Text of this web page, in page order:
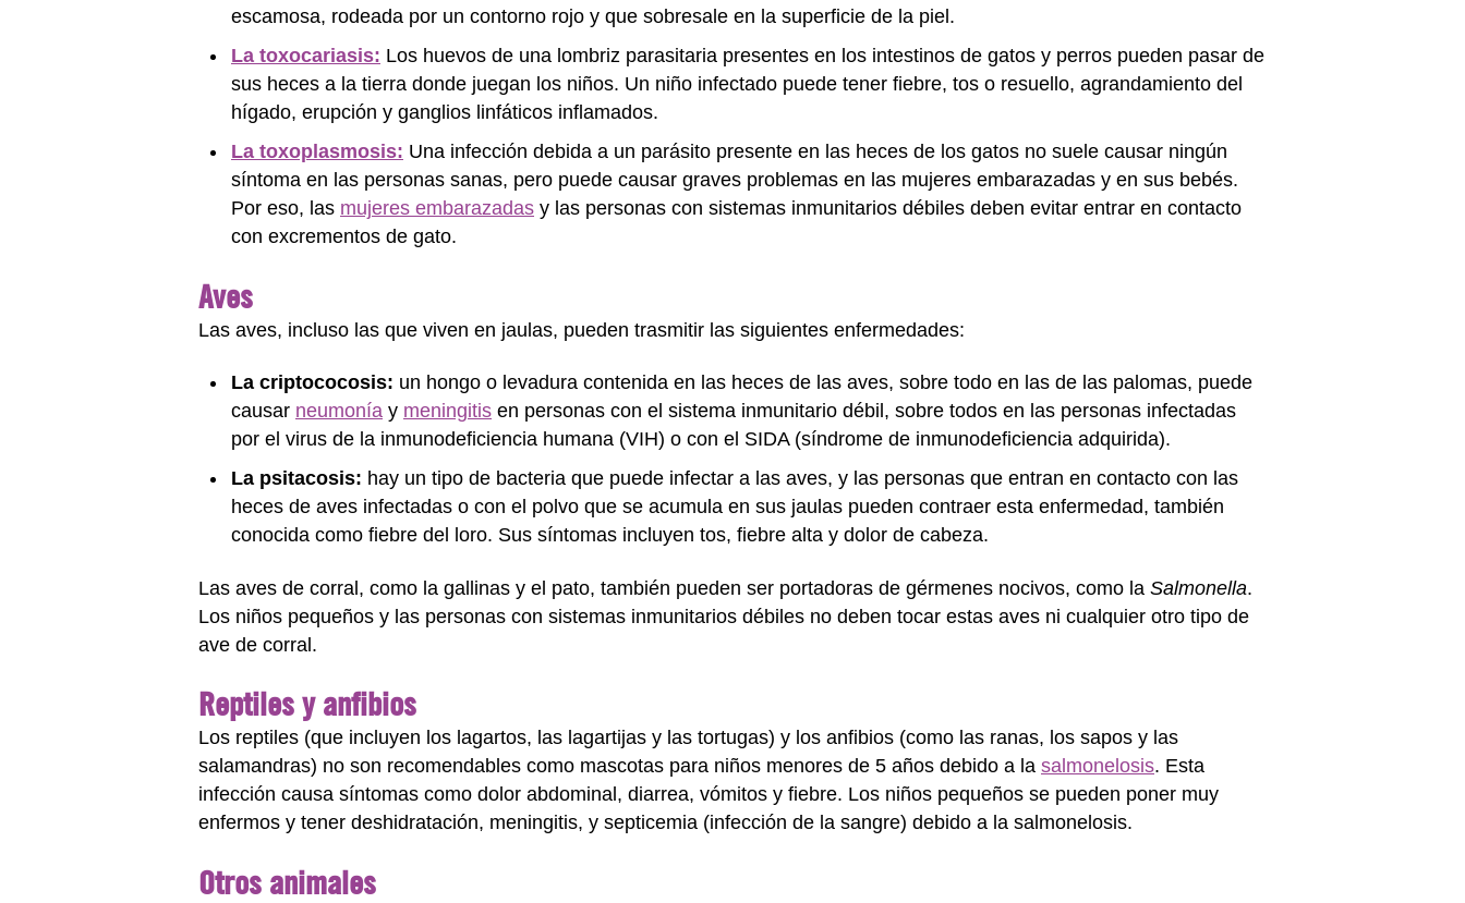
escamosa, rodeada por un contorno rojo y que sobresale en la superficie de la piel.
La toxocariasis: Los huevos de una lombriz parasitaria presentes en los intestinos de gatos y perros pueden pasar de
sus heces a la tierra donde juegan los niños. Un niño infectado puede tener fiebre, tos o resuello, agrandamiento del
hígado, erupción y ganglios linfáticos inflamados.
La toxoplasmosis: Una infección debida a un parásito presente en las heces de los gatos no suele causar ningún
síntoma en las personas sanas, pero puede causar graves problemas en las mujeres embarazadas y en sus bebés.
Por eso, las mujeres embarazadas y las personas con sistemas inmunitarios débiles deben evitar entrar en contacto
con excrementos de gato.
Aves
Las aves, incluso las que viven en jaulas, pueden trasmitir las siguientes enfermedades:
La criptococosis: un hongo o levadura contenida en las heces de las aves, sobre todo en las de las palomas, puede
causar neumonía y meningitis en personas con el sistema inmunitario débil, sobre todos en las personas infectadas
por el virus de la inmunodeficiencia humana (VIH) o con el SIDA (síndrome de inmunodeficiencia adquirida).
La psitacosis: hay un tipo de bacteria que puede infectar a las aves, y las personas que entran en contacto con las
heces de aves infectadas o con el polvo que se acumula en sus jaulas pueden contraer esta enfermedad, también
conocida como fiebre del loro. Sus síntomas incluyen tos, fiebre alta y dolor de cabeza.
Las aves de corral, como la gallinas y el pato, también pueden ser portadoras de gérmenes nocivos, como la Salmonella.
Los niños pequeños y las personas con sistemas inmunitarios débiles no deben tocar estas aves ni cualquier otro tipo de
ave de corral.
Reptiles y anfibios
Los reptiles (que incluyen los lagartos, las lagartijas y las tortugas) y los anfibios (como las ranas, los sapos y las
salamandras) no son recomendables como mascotas para niños menores de 5 años debido a la salmonelosis. Esta
infección causa síntomas como dolor abdominal, diarrea, vómitos y fiebre. Los niños pequeños se pueden poner muy
enfermos y tener deshidratación, meningitis, y septicemia (infección de la sangre) debido a la salmonelosis.
Otros animales